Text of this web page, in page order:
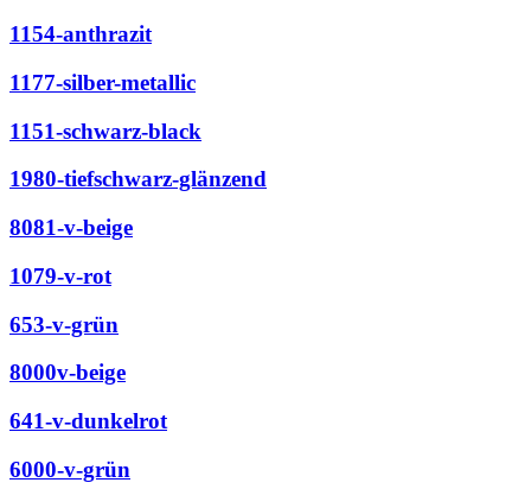
1154-anthrazit
1177-silber-metallic
1151-schwarz-black
1980-tiefschwarz-glänzend
8081-v-beige
1079-v-rot
653-v-grün
8000v-beige
641-v-dunkelrot
6000-v-grün